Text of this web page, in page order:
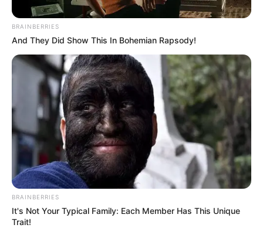
BRAINBERRIES
And They Did Show This In Bohemian Rapsody!
BRAINBERRIES
It's Not Your Typical Family: Each Member Has This Unique
Trait!